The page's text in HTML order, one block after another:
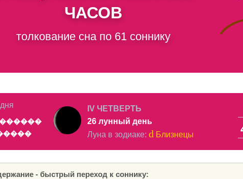
ЧАСОВ
толкование сна по 61 соннику
IV ЧЕТВЕРТЬ
26 лунный день
Луна в зодиаке: d Близнецы
- быстрый переход к соннику: